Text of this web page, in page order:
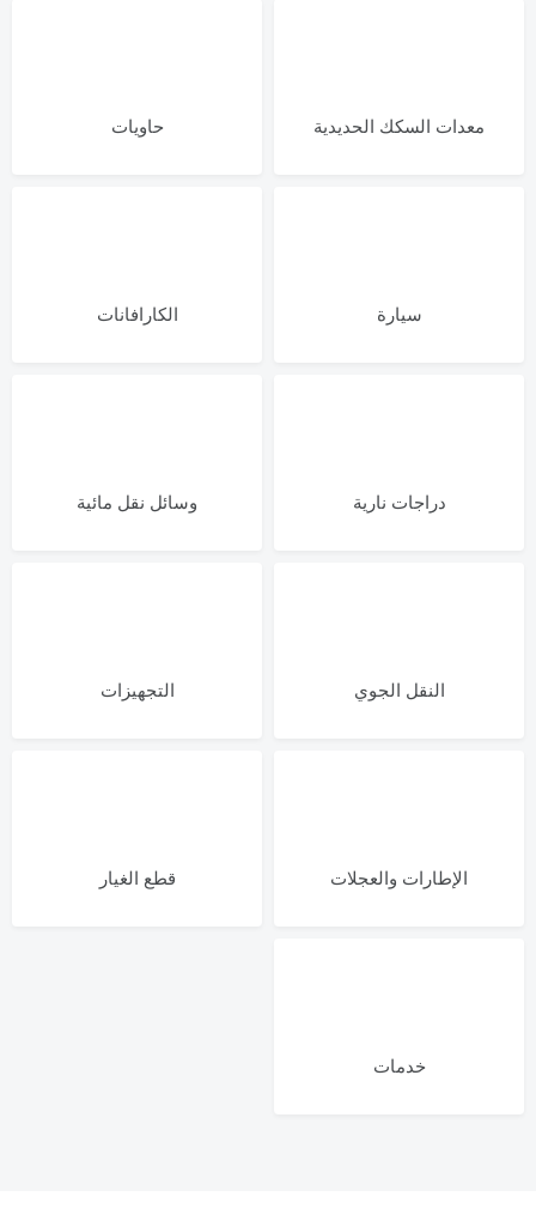
معدات السكك الحديدية حاويات
سيارة الكارافانات
دراجات نارية وسائل نقل مائية
النقل الجوي التجهيزات
الإطارات والعجلات قطع الغيار
خدمات